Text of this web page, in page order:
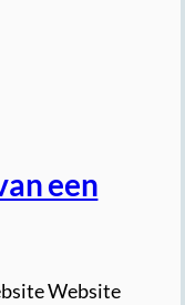
een
Website